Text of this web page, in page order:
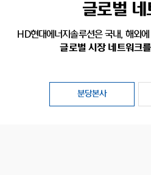
글로벌 네
HD현대에너지솔루션은 국내, 해외
글로벌 시장 네트워크
분당본사